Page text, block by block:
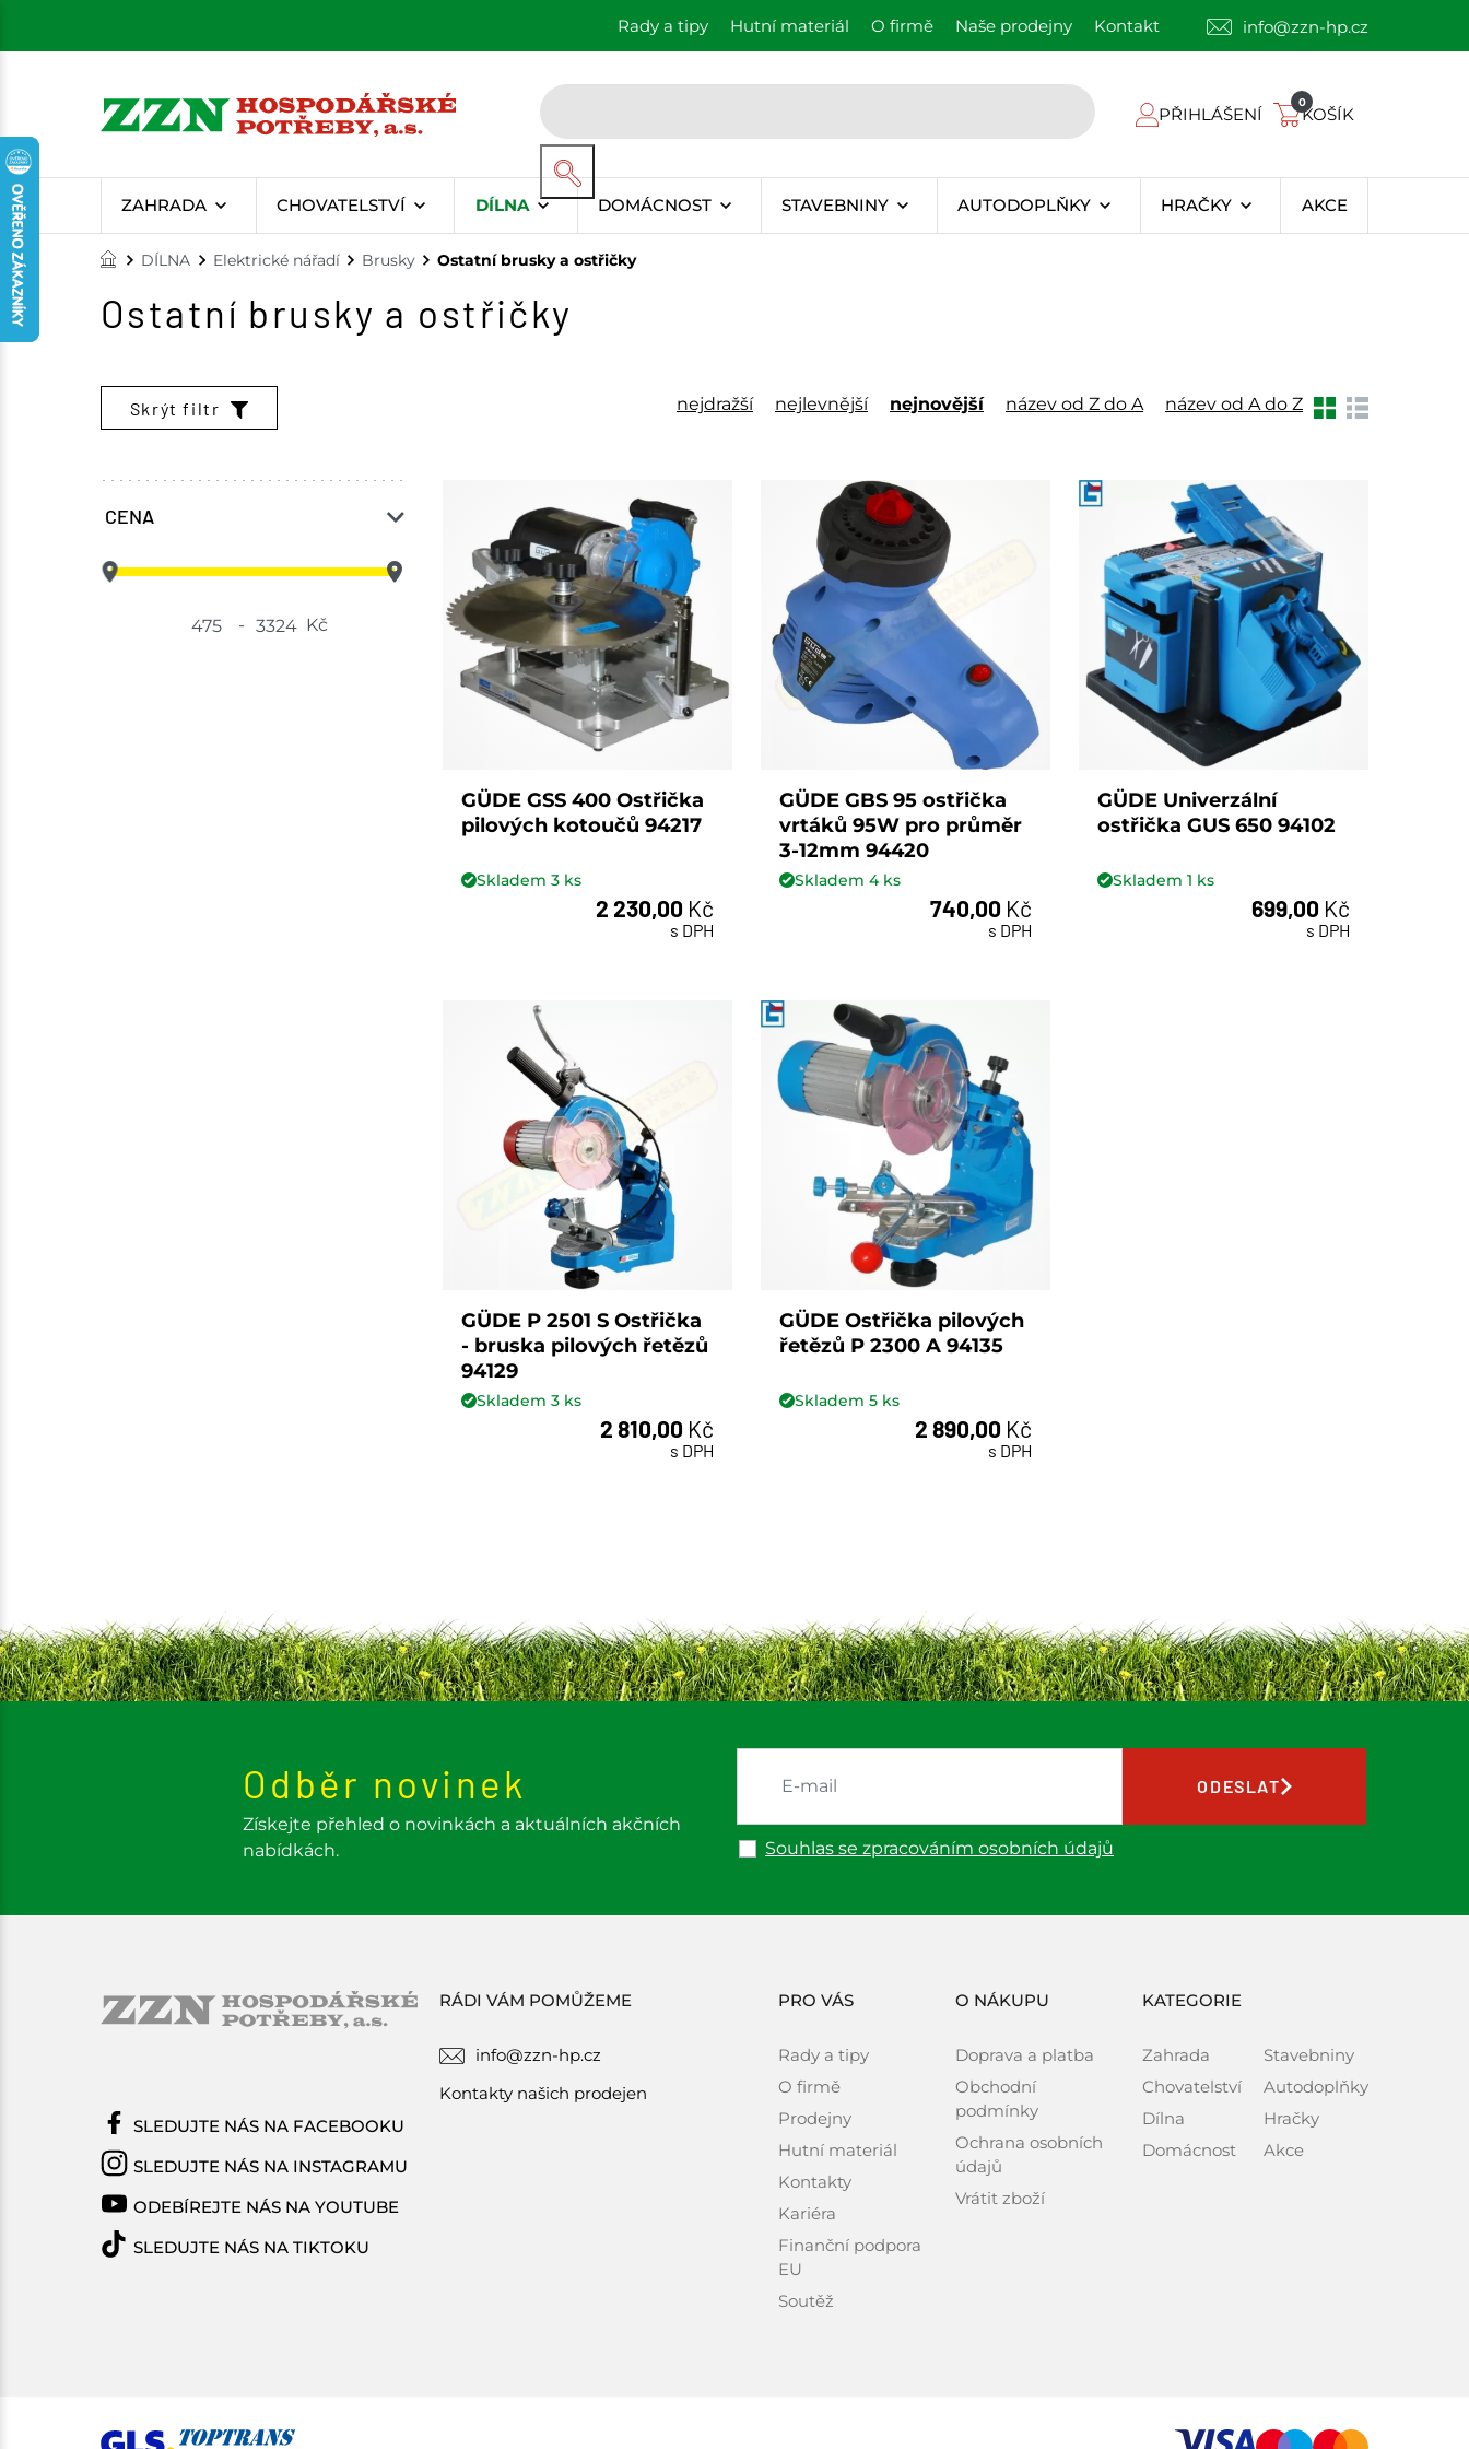
Rady a tipy Hutní materiál O firmě Naše prodejny Kontakt info@zzn-hp.cz
PŘIHLÁŠENÍ
0
KOŠÍK
ZAHRADA CHOVATELSTVÍ DÍLNA DOMÁCNOST STAVEBNINY AUTODOPLŇKY HRAČKY AKCE
DÍLNA Elektrické nářadí Brusky Ostatní brusky a ostřičky
Ostatní brusky a ostřičky
Skrýt filtr nejdražší nejlevnější nejnovější název od Z do A název od A do Z
CENA
- Kč
GÜDE GSS 400 Ostřička
pilových kotoučů 94217
Skladem3 ks
2 230,00 Kč
s DPH
GÜDE GBS 95 ostřička
vrtáků 95W pro průměr
3-12mm 94420
Skladem4ks
740,00 Kč
s DPH
GÜDE Univerzální
ostřička GUS 650 94102
Skladem1 ks
699,00 Kč
s DPH
GÜDE P 2501 S Ostřička
- bruska pilových řetězů
94129
Skladem3 ks
2 810,00 Kč
s DPH
GÜDE Ostřička pilových
řetězů P 2300 A 94135
Skladem5 ks
2 890,00 Kč
s DPH
Odběr novinek
Získejte přehled o novinkách a aktuálních akčních
nabídkách.
Souhlas se zpracováním osobních údajů
ODESLAT
RÁDI VÁM POMŮŽEME
info@zzn-hp.cz
Kontakty našich prodejen
PRO VÁS
Rady a tipy
O firmě
Prodejny
Hutní materiál
Kontakty
Kariéra
Finanční podpora
EU
Soutěž
O NÁKUPU
Doprava a platba
Obchodní
podmínky
Ochrana osobních
údajů
Vrátit zboží
KATEGORIE
Zahrada
Chovatelství
Dílna
Domácnost
Stavebniny
Autodoplňky
Hračky
Akce
SLEDUJTE NÁS NA FACEBOOKU
SLEDUJTE NÁS NA INSTAGRAMU
ODEBÍREJTE NÁS NA YOUTUBE
SLEDUJTE NÁS NA TIKTOKU